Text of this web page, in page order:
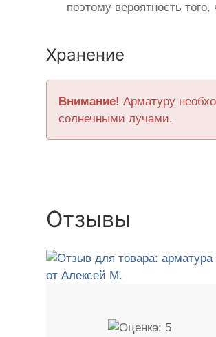
поэтому вероятность
Хранение
Внимание! Арматуру
солнечными лучами.
Отзывы